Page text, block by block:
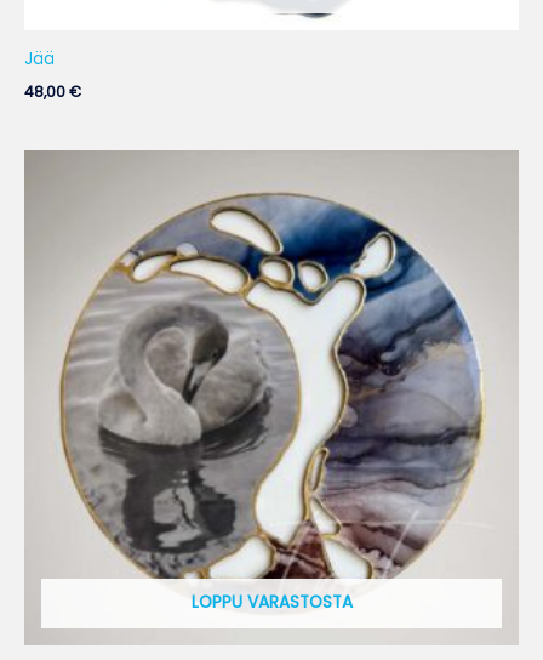
Jää
48,00€
LOPPU VARASTOSTA